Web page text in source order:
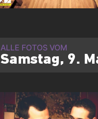
ALLE FOTOS VOM
Samstag, 9.